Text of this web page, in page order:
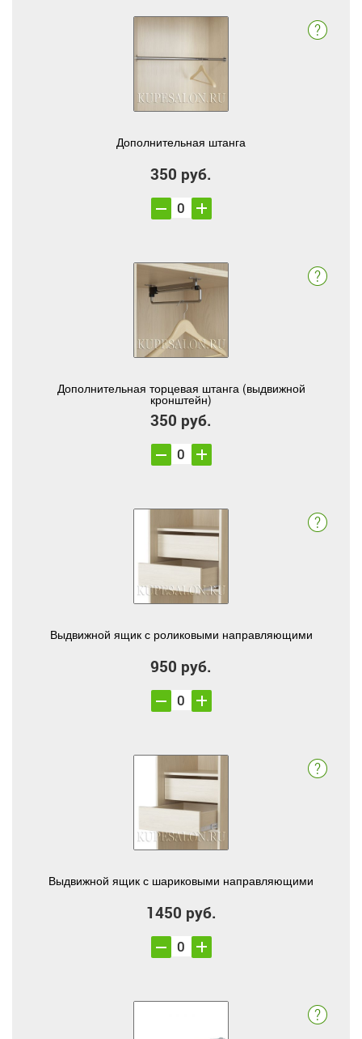
Дополнительная штанга
350 руб.
Дополнительная торцевая штанга (выдвижной
кронштейн)
350 руб.
Выдвижной ящик с роликовыми направляющими
950 руб.
Выдвижной ящик с шариковыми направляющими
1450 руб.